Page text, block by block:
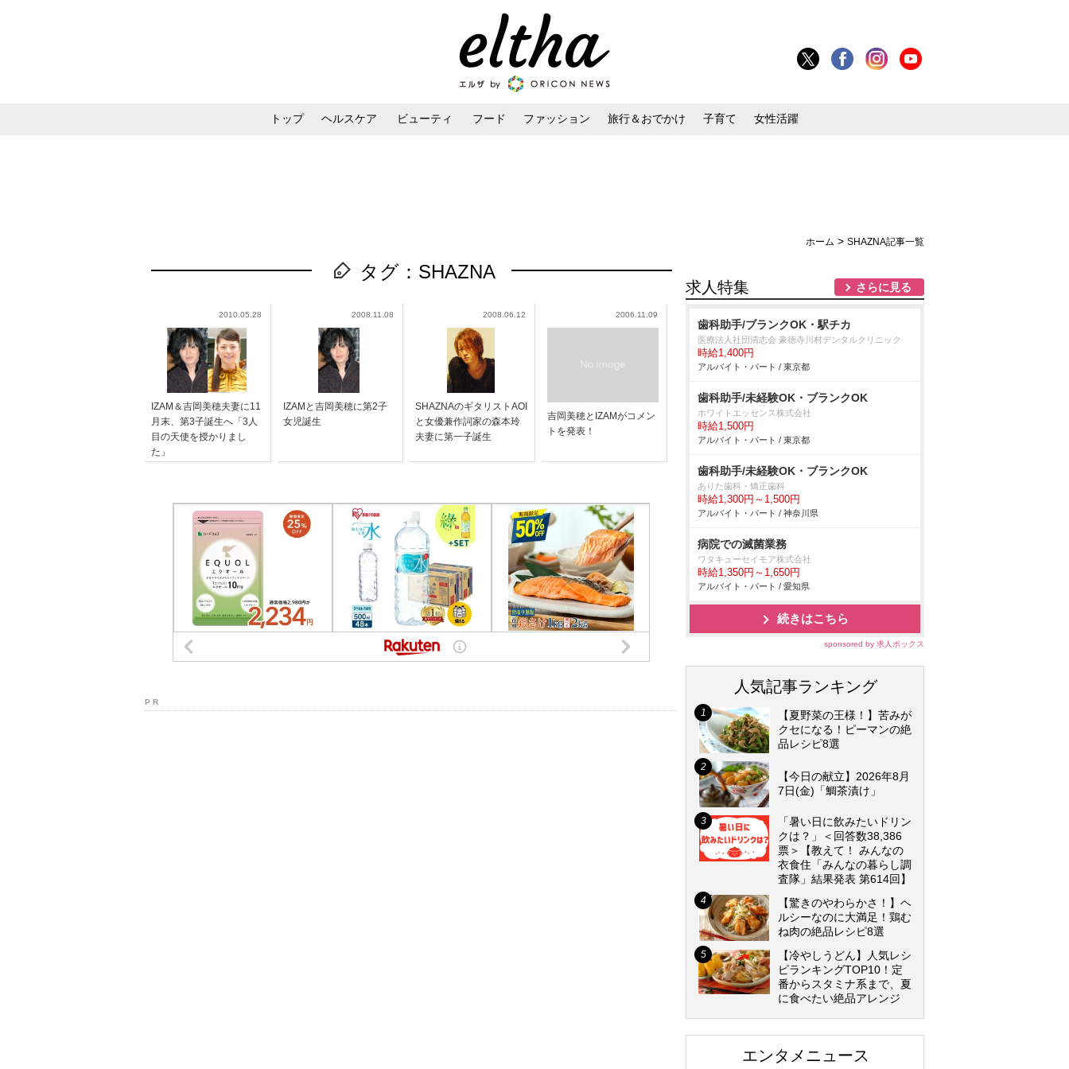
トップ ヘルスケア ビューティ フード ファッション 旅行＆おでかけ 子育て 女性活躍
ホーム > SHAZNA記事一覧
タグ：SHAZNA
2010.05.28
IZAM＆吉岡美穂夫妻に11
月末、第3子誕生へ「3人
目の天使を授かりまし
た」
2008.11.08
IZAMと吉岡美穂に第2子
女児誕生
2008.06.12
SHAZNAのギタリストAOI
と女優兼作詞家の森本玲
夫妻に第一子誕生
2006.11.09
吉岡美穂とIZAMがコメン
トを発表！
P R
求人特集 さらに見る
歯科助手/ブランクOK・駅チカ
医療法人社団清志会 豪徳寺川村デンタルクリニック
時給1,400円
アルバイト・パート / 東京都
歯科助手/未経験OK・ブランクOK
ホワイトエッセンス株式会社
時給1,500円
アルバイト・パート / 東京都
歯科助手/未経験OK・ブランクOK
ありた歯科・矯正歯科
時給1,300円～1,500円
アルバイト・パート / 神奈川県
病院での滅菌業務
ワタキューセイモア株式会社
時給1,350円～1,650円
アルバイト・パート / 愛知県
続きはこちら
sponsored by 求人ボックス
人気記事ランキング
【夏野菜の王様！】苦みが
クセになる！ピーマンの絶
品レシピ8選
【今日の献立】2026年8月
7日(金)「鯛茶漬け」
「暑い日に飲みたいドリン
クは？」＜回答数38,386
票＞【教えて！ みんなの
衣食住「みんなの暮らし調
査隊」結果発表 第614回】
【驚きのやわらかさ！】ヘ
ルシーなのに大満足！鶏む
ね肉の絶品レシピ8選
【冷やしうどん】人気レシ
ピランキングTOP10！定
番からスタミナ系まで、夏
に食べたい絶品アレンジ
エンタメニュース